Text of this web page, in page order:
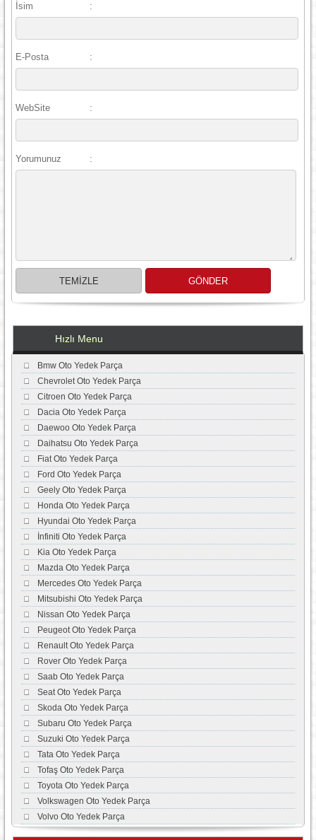
İsim :
E-Posta :
WebSite :
Yorumunuz :
Hızlı Menu
Bmw Oto Yedek Parça
Chevrolet Oto Yedek Parça
Citroen Oto Yedek Parça
Dacia Oto Yedek Parça
Daewoo Oto Yedek Parça
Daihatsu Oto Yedek Parça
Fiat Oto Yedek Parça
Ford Oto Yedek Parça
Geely Oto Yedek Parça
Honda Oto Yedek Parça
Hyundai Oto Yedek Parça
İnfiniti Oto Yedek Parça
Kia Oto Yedek Parça
Mazda Oto Yedek Parça
Mercedes Oto Yedek Parça
Mitsubishi Oto Yedek Parça
Nissan Oto Yedek Parça
Peugeot Oto Yedek Parça
Renault Oto Yedek Parça
Rover Oto Yedek Parça
Saab Oto Yedek Parça
Seat Oto Yedek Parça
Skoda Oto Yedek Parça
Subaru Oto Yedek Parça
Suzuki Oto Yedek Parça
Tata Oto Yedek Parça
Tofaş Oto Yedek Parça
Toyota Oto Yedek Parça
Volkswagen Oto Yedek Parça
Volvo Oto Yedek Parça